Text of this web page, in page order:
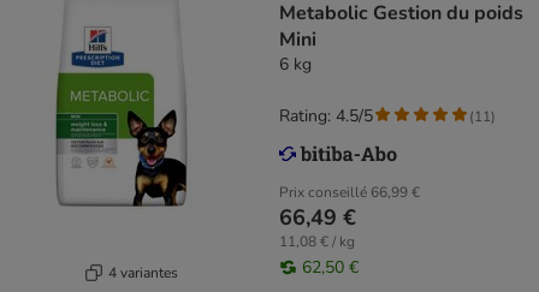
4 variantes
Metabolic Gestion du poids
Mini
6 kg
Prix conseillé 66,99 €
66,49 €
11,08 € / kg
62,50 €
Rating: 4.5/5 (11)